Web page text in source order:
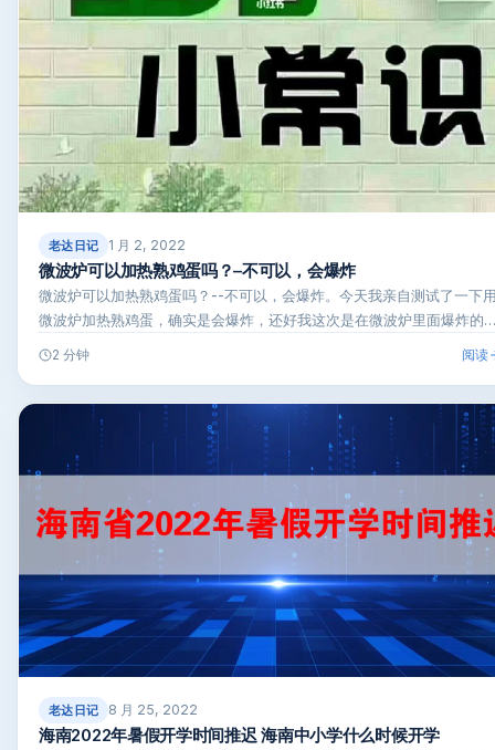
老达日记 1 月 2, 2022
微波炉可以加热熟鸡蛋吗？–不可以，会爆炸
微波炉可以加热熟鸡蛋吗？--不可以，会爆炸。今天我亲自测试了一下
微波炉加热熟鸡蛋，确实是会爆炸，还好我这次是在微波炉里面爆炸的
2 分钟 阅读
老达日记 8 月 25, 2022
海南2022年暑假开学时间推迟 海南中小学什么时候开学